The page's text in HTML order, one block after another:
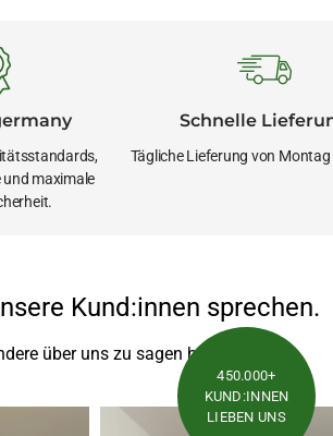
und maximale
Schnelle
Tägliche Lieferung von
Kund:innen sprechen.
über uns zu sagen haben
450.000+
KUND:INNEN
LIEBEN UNS